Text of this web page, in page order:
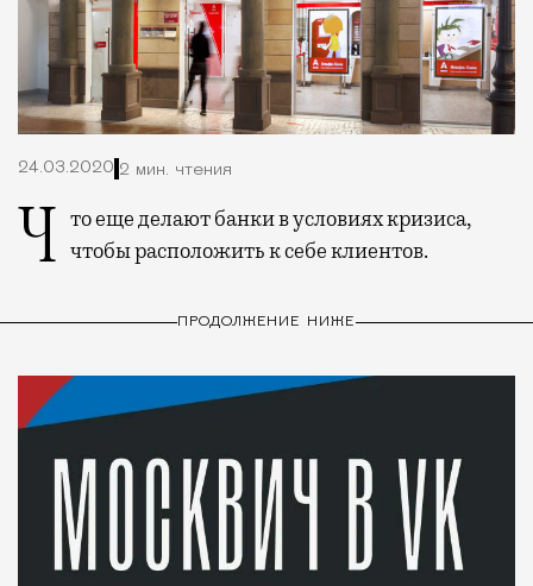
24.03.2020 2 мин. чтения
Что еще делают банки в условиях кризиса, чтобы расположить к себе клиентов.
ПРОДОЛЖЕНИЕ НИЖЕ